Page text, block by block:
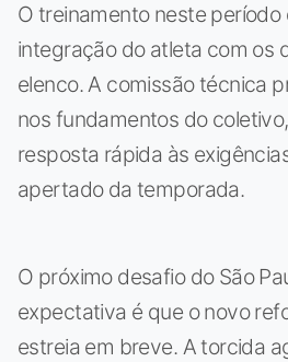
O treinamento neste
integração do atleta com os
elenco. A comissão técnica
nos fundamentos do
resposta rápida às
apertado da temporada.
O próximo desafio do São
expectativa é que o novo
estreia em breve. A torcida